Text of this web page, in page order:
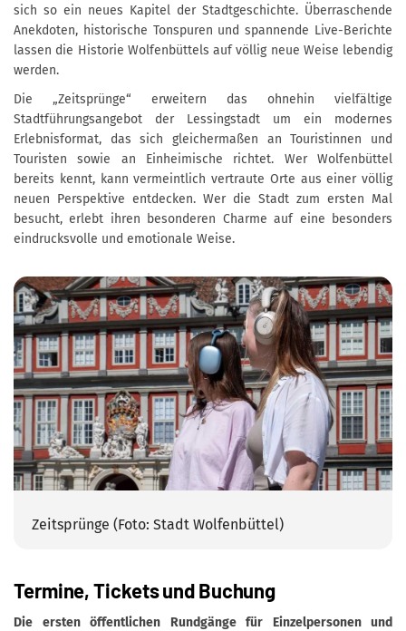
sich so ein neues Kapitel der Stadtgeschichte. Überraschende
Anekdoten, historische Tonspuren und spannende Live-Berichte
lassen die Historie Wolfenbüttels auf völlig neue Weise lebendig
werden.
Die „Zeitsprünge“ erweitern das ohnehin vielfältige
Stadtführungsangebot der Lessingstadt um ein modernes
Erlebnisformat, das sich gleichermaßen an Touristinnen und
Touristen sowie an Einheimische richtet. Wer Wolfenbüttel
bereits kennt, kann vermeintlich vertraute Orte aus einer völlig
neuen Perspektive entdecken. Wer die Stadt zum ersten Mal
besucht, erlebt ihren besonderen Charme auf eine besonders
eindrucksvolle und emotionale Weise.
Zeitsprünge (Foto: Stadt Wolfenbüttel)
Termine, Tickets und Buchung
Die ersten öffentlichen Rundgänge für Einzelpersonen und